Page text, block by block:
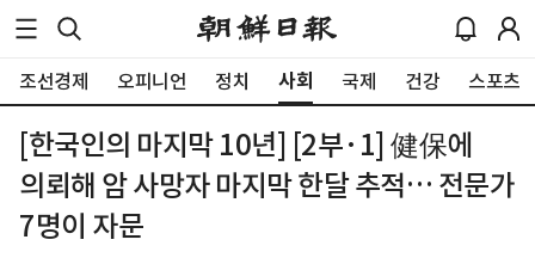
조선경제 오피니언 정치 사회 국제 건강 스포츠
[한국인의 마지막 10년] [2부·1] 健保에
의뢰해 암 사망자 마지막 한달 추적… 전문가
7명이 자문